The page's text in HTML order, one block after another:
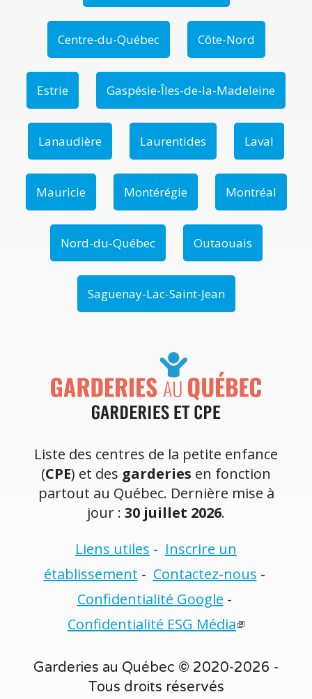
Centre-du-Québec Côte-Nord
Estrie Gaspésie-Îles-de-la-Madeleine
Lanaudière Laurentides Laval
Mauricie Montérégie Montréal
Nord-du-Québec Outaouais
Saguenay-Lac-Saint-Jean
Liste des centres de la petite enfance
(CPE) et des garderies en fonction
partout au Québec. Dernière mise à
jour : 30 juillet 2026.
Liens utiles - Inscrire un
établissement - Contactez-nous -
Confidentialité Google -
Confidentialité ESG Média
Garderies au Québec © 2020-2026 -
Tous droits réservés